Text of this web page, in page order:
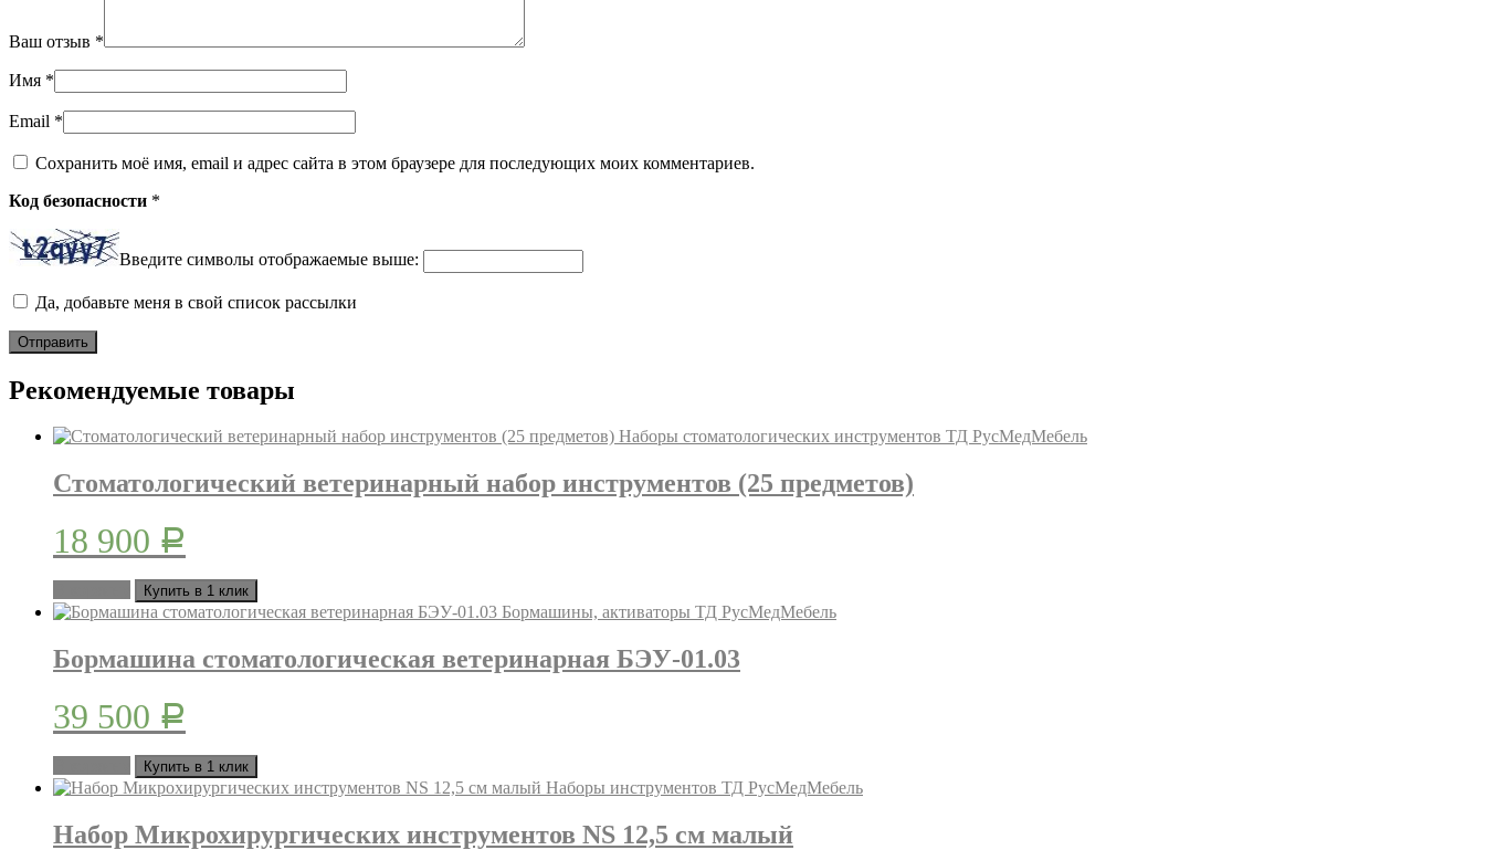
Ваш отзыв *
Имя *
Email *
Сохранить моё имя, email и адрес сайта в этом браузере для последующих моих комментариев.
Код безопасности *
Введите символы отображаемые выше:
Да, добавьте меня в свой список рассылки
Рекомендуемые товары
Стоматологический ветеринарный набор инструментов (25 предметов)
18 900 Р
Купить в 1 клик
Бормашина стоматологическая ветеринарная БЭУ-01.03
39 500 Р
Купить в 1 клик
Набор Микрохирургических инструментов NS 12,5 см малый